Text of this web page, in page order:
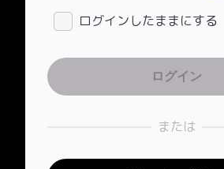
ログインしたままにする
または